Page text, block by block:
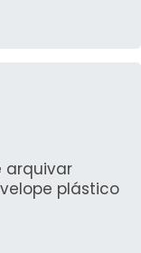
modernos,
arquivar
plástico